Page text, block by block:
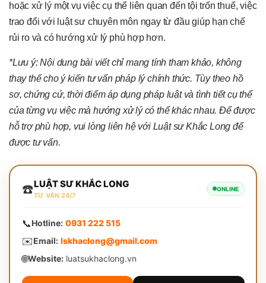
hoặc xử lý một vụ việc cụ thể liên quan đến tội trốn thuế, việc
trao đổi với luật sư chuyên môn ngay từ đầu giúp hạn chế
rủi ro và có hướng xử lý phù hợp hơn.
*Lưu ý: Nội dung bài viết chỉ mang tính tham khảo, không
thay thế cho ý kiến tư vấn pháp lý chính thức. Tùy theo hồ
sơ, chứng cứ, thời điểm áp dụng pháp luật và tình tiết cụ thể
của từng vụ việc mà hướng xử lý có thể khác nhau. Để được
hỗ trợ phù hợp, vui lòng liên hệ với Luật sư Khắc Long để
được tư vấn.
☎️LUẬT SƯ KHẮC LONG
TƯ VẤN 24/7
ONLINE
📞Hotline: 0931 222 515
✉️Email: lskhaclong@gmail.com
🌐Website:luatsukhaclong.vn